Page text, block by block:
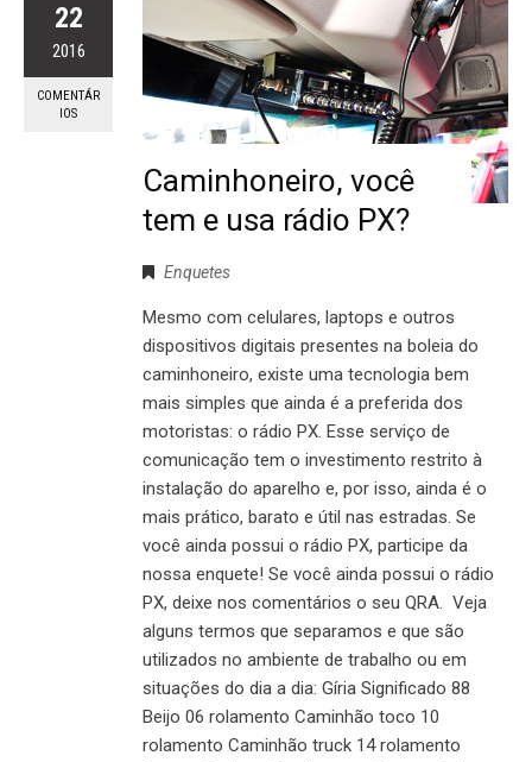
22
2016
COMENTÁR
IOS
Caminhoneiro, você
tem e usa rádio PX?
Enquetes
Mesmo com celulares, laptops e outros
dispositivos digitais presentes na boleia do
caminhoneiro, existe uma tecnologia bem
mais simples que ainda é a preferida dos
motoristas: o rádio PX. Esse serviço de
comunicação tem o investimento restrito à
instalação do aparelho e, por isso, ainda é o
mais prático, barato e útil nas estradas. Se
você ainda possui o rádio PX, participe da
nossa enquete! Se você ainda possui o rádio
PX, deixe nos comentários o seu QRA. Veja
alguns termos que separamos e que são
utilizados no ambiente de trabalho ou em
situações do dia a dia: Gíria Significado 88
Beijo 06 rolamento Caminhão toco 10
rolamento Caminhão truck 14 rolamento